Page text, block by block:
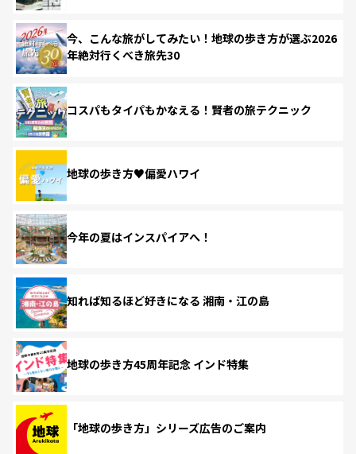
今、こんな旅がしてみたい！地球の歩き方が選ぶ2026
年絶対行くべき旅先30
コスパもタイパもかなえる！賢者の旅テクニック
地球の歩き方♥偏愛ハワイ
今年の夏はインスパイアへ！
知れば知るほど好きになる 湘南・江の島
地球の歩き方45周年記念 インド特集
「地球の歩き方」シリーズ広告のご案内